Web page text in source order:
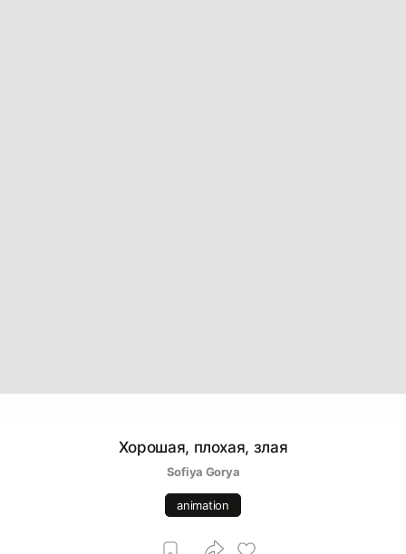
Хорошая, плохая, злая
Sofiya Gorya
animation